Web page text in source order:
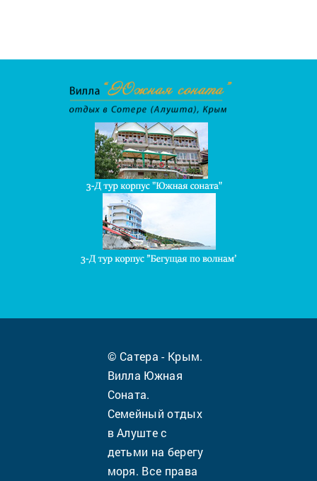
© Сатера - Крым.
Вилла Южная
Соната.
Семейный отдых
в Алуште с
детьми на берегу
моря. Все права